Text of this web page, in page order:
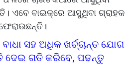
ଏବେ ବାଇକ୍‌‌ରେ ଆସୁଥିବା ଗ୍ରାହକ
ସହ ଅଧିକ ଖର୍ଚ୍ଚାନ୍ତ ଯୋଗ
ଗତି କରିବେ, ପଢନ୍ତୁ